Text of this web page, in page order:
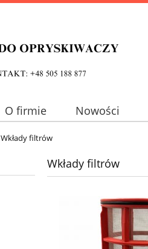
O firmie Nowości
Wkłady filtrów
Wkłady filtrów